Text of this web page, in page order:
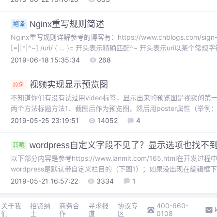
翻译 Nginx重写规则简述
Nginx重写规则详解参考的博客有：https://www.cnblogs.com/
[=||*|^~] /uri/ { … }= 开头表示精确匹配^~ 开头表示uri以某个常规字
url做编码，因此请求为/static/20%/aa，可以被规则^~ /sta...
2019-06-18 15:35:34 268
原创 视频实现显示预览图
不知道你们有没有试过用video标签，显示出来的预览图是视频的第
两个方法标题方法1、截图后作为预览图，然后用poster属性（举例
poster="图片url" src="视频url" controls=""></video>优点：1、能
2019-05-25 23:19:51 14052 4
转载 wordpress自定义字段不见了？显示选项也找不
以下部分内容是参考https://www.lanmit.com/165.html在开发过程
wordpress是默认带自定义栏目的（下图1）；如果没出现在编辑框
上角里的显示选项里没有勾选（在图2中勾选即可）但如果显示选项
2019-05-21 16:57:22 3334 1
关于我
们
招贤纳
士
商务合
作
寻求报
道
协议专
区
400-660-
0108